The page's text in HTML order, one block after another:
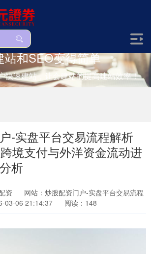
站和SEO变得简单
快速建站，让会建站的提高建站效率！
-实盘平台交易流程解析
境支付与外洋资金流动进
析
资
网站：炒股配资门户-实盘平台交易流程
03-06 21:14:37 阅读：148